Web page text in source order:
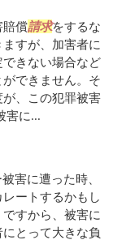
賠償請求をするな
すが、加害者に
きない場合など
できません。そ
、この犯罪被害
害に...
害に遭った時、
ートするかもし
すから、被害に
とって大きな負